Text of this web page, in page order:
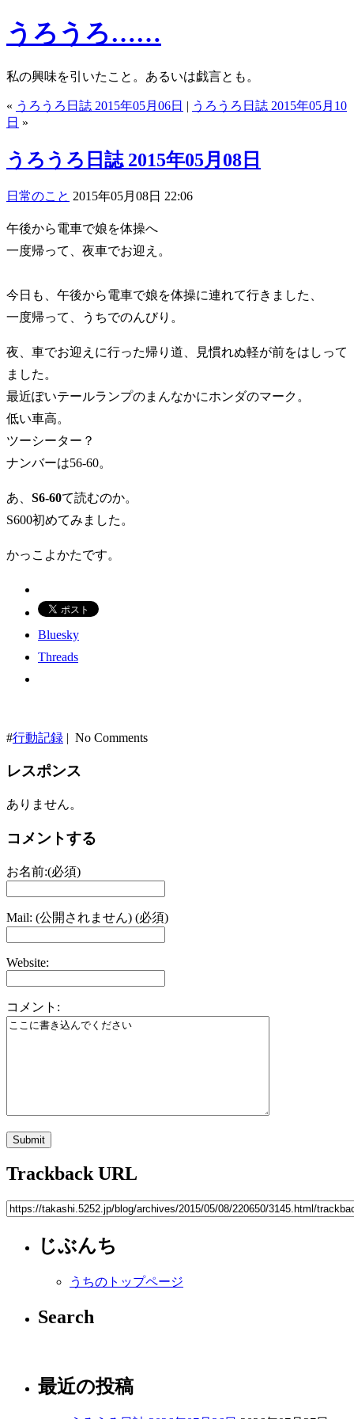
うろうろ……
私の興味を引いたこと。あるいは戯言とも。
« うろうろ日誌 2015年05月06日 | うろうろ日誌 2015年05月10
日 »
うろうろ日誌 2015年05月08日
日常のこと 2015年05月08日 22:06
午後から電車で娘を体操へ
一度帰って、夜車でお迎え。
今日も、午後から電車で娘を体操に連れて行きました、
一度帰って、うちでのんびり。
夜、車でお迎えに行った帰り道、見慣れぬ軽が前をはしって
ました。
最近ぽいテールランプのまんなかにホンダのマーク。
低い車高。
ツーシーター？
ナンバーは56-60。
あ、 S6-60て読むのか。
S600初めてみました。
かっこよかたです。
Bluesky
Threads
#行動記録 | No Comments
レスポンス
ありません。
コメントする
お名前:(必須)
Mail: (公開されません) (必須)
Website:
コメント:
Trackback URL
じぶんち
うちのトップページ
Search
最近の投稿